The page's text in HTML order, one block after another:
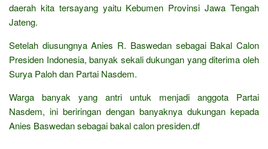
daerah kita tersayang yaitu Kebumen Provinsi Jawa Tengah
Jateng.
Setelah diusungnya Anies R. Baswedan sebagai Bakal Calon
Presiden Indonesia, banyak sekali dukungan yang diterima oleh
Surya Paloh dan Partai Nasdem.
Warga banyak yang antri untuk menjadi anggota Partai
Nasdem, ini beriringan dengan banyaknya dukungan kepada
Anies Baswedan sebagai bakal calon presiden.df